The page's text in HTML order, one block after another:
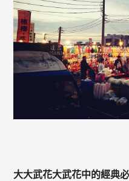
大大武花大武花中的經典